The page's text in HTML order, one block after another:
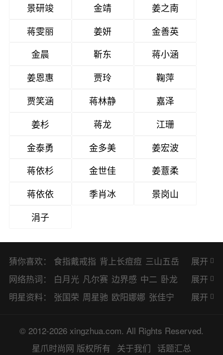
景研竣
金靖
姜之南
蒋雯丽
姜妍
金善英
金晨
靳东
蒋小涵
姜恩惠
贾玲
鞠萍
贾笑涵
蒋林静
嘉泽
姜杉
蒋龙
江珊
金泰勇
金多美
姜宏波
蒋依杉
金世佳
姜薏柔
蒋依依
季肖冰
景岗山
涓子
猜你喜欢： 食指戴戒指 背上长痘痘 三山五岳
避暑胜地
展开
网络热词：
白月光 凡尔赛 边界感 中二 卧龙
凤雏 二次元 KPI EMO CP BUG
胺 SP OC HOLD OEM BP 猎奇
佛系 喜当爹 可盐可甜 对食 麻瓜
展开
明星资料：
张国荣 周星驰 欧阳娜娜 张佳宁
谭松韵 唐嫣 童瑶 宋茜 孙俪 倪
妮 林更新 刘亦菲 柳岩 李小冉
展开
© 2012-2026 xingzhua.com. All Rights Reserved.
星爪时尚网 版权所有 关于我们 话题汇总